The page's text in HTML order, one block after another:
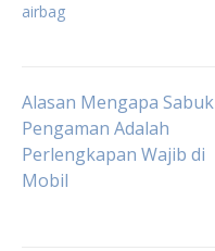
airbag
Post
navigation
Alasan Mengapa Sabuk
Pengaman Adalah
Perlengkapan Wajib di
Mobil